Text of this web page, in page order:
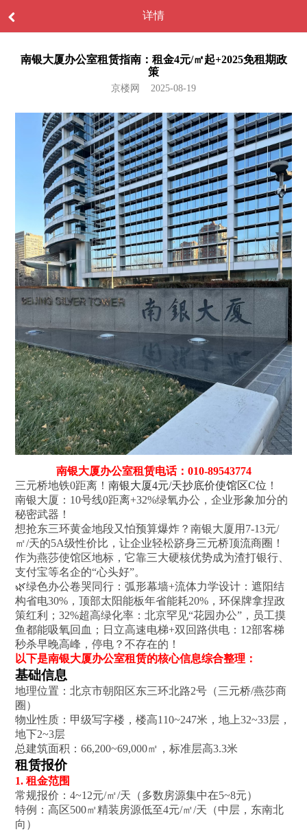
详情
南银大厦办公室租赁指南：租金4元/㎡起+2025免租期政
策
京楼网 2025-08-19
南银大厦办公室租赁电话：010-89543774
三元桥地铁0距离！南银大厦4元/天抄底价使馆区C位 ！
南银大厦：10号线0距离+32%绿氧办公，企业形象加分的
秘密武器！
想抢东三环黄金地段又怕预算爆炸？南银大厦用7-13元/
㎡/天的5A级性价比，让企业轻松跻身三元桥顶流商圈！
作为燕莎使馆区地标，它靠三大硬核优势成为渣打银行、
支付宝等名企的“心头好”。
🌿绿色办公卷哭同行：弧形幕墙+流体力学设计：遮阳结
构省电30%，顶部太阳能板年省能耗20%，环保牌拿捏政
策红利；32%超高绿化率：北京罕见“花园办公”，员工摸
鱼都能吸氧回血；日立高速电梯+双回路供电：12部客梯
秒杀早晚高峰，停电？不存在的！
以下是南银大厦办公室租赁的核心信息综合整理：
基础信息‌
地理位置‌：北京市朝阳区东三环北路2号（三元桥/燕莎商
圈）‌
物业性质‌：甲级写字楼，楼高110~247米，地上32~33层，
地下2~3层‌
总建筑面积‌：66,200~69,000㎡，标准层高3.3米‌
租赁报价‌
1. 租金范围‌
常规报价‌：4~12元/㎡/天（多数房源集中在5~8元）‌
特例：高区500㎡精装房源低至4元/㎡/天（中层，东南北
向）‌